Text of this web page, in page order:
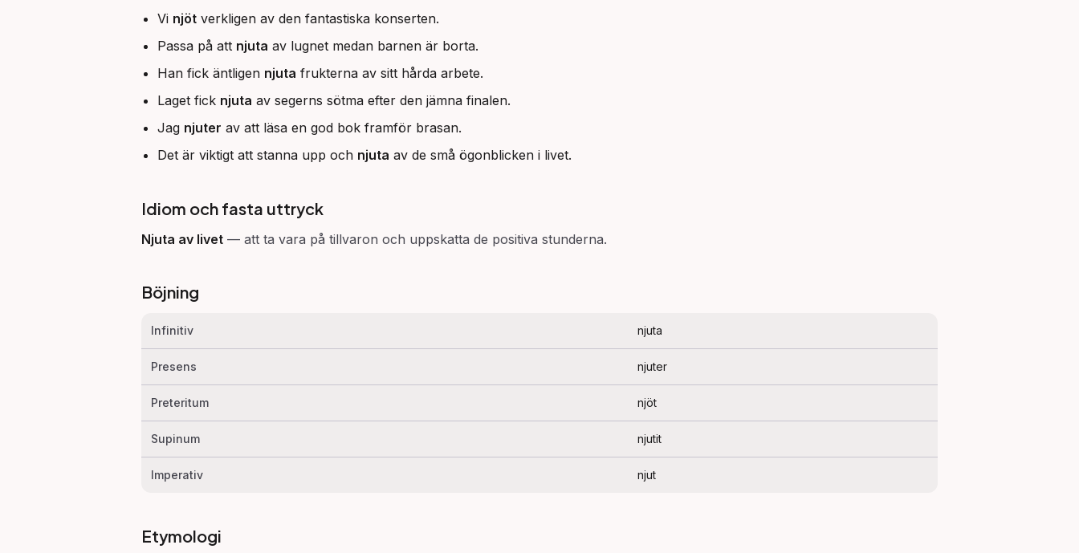
Vi njöt verkligen av den fantastiska konserten.
Passa på att njuta av lugnet medan barnen är borta.
Han fick äntligen njuta frukterna av sitt hårda arbete.
Laget fick njuta av segerns sötma efter den jämna finalen.
Jag njuter av att läsa en god bok framför brasan.
Det är viktigt att stanna upp och njuta av de små ögonblicken i livet.
Idiom och fasta uttryck
Njuta av livet — att ta vara på tillvaron och uppskatta de positiva stunderna.
Böjning
Infinitiv njuta
Presens njuter
Preteritum njöt
Supinum njutit
Imperativ njut
Etymologi